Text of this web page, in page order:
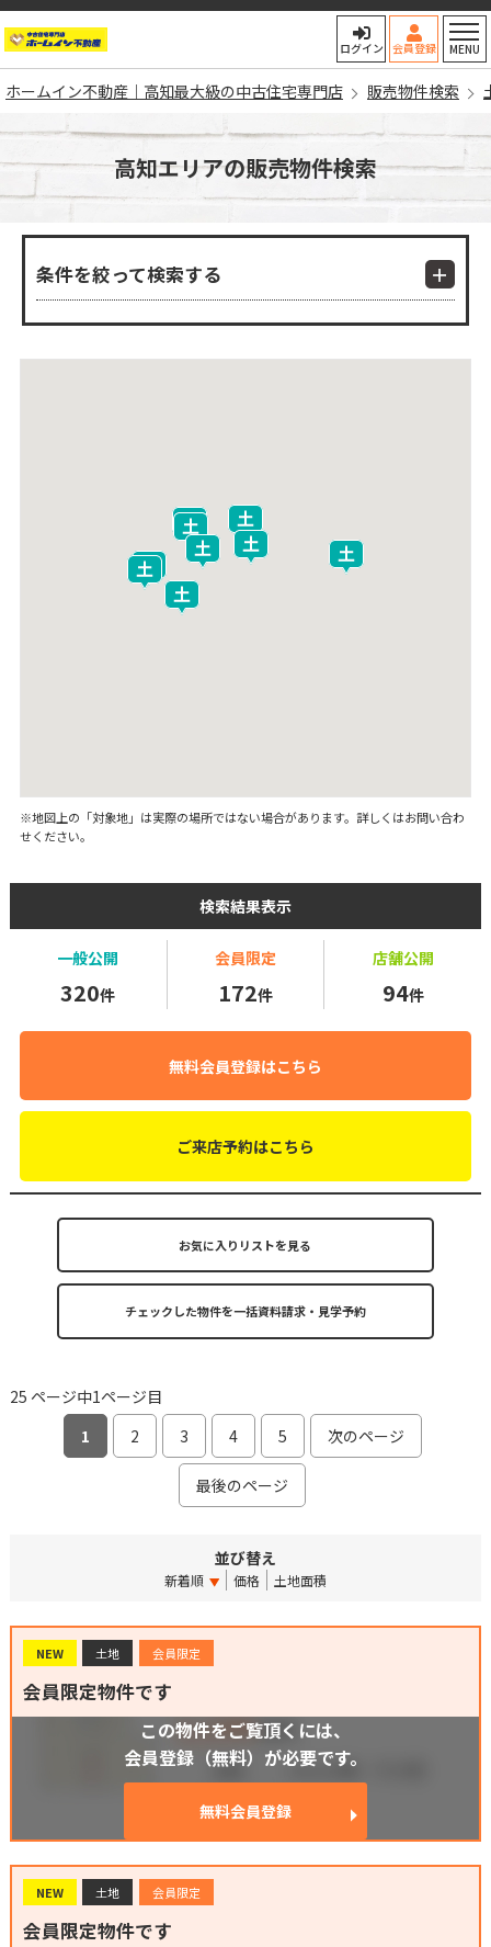
ホームイン不動産｜高知最大
ログイン 会員登録 MENU
ホームイン不動産｜高知最大級の中古住宅専門店 販売物件検索
高知エリアの販売物件検索
条件を絞って検索する
※地図上の「対象地」は実際の場所ではない場合があります。詳しくはお問い合わ
せください。
検索結果表示
一般公開
320件
会員限定
172件
店舗公開
94件
無料会員登録はこちら
ご来店予約はこちら
お気に入りリストを見る
25 ページ中1ページ目
1
2 3 4 5 次のページ
最後のページ
並び替え
新着順 価格 土地面積
NEW 土地 会員限定
会員限定物件です
この物件をご覧頂くには、
会員登録（無料）が必要です。
無料会員登録
NEW 土地 会員限定
会員限定物件です